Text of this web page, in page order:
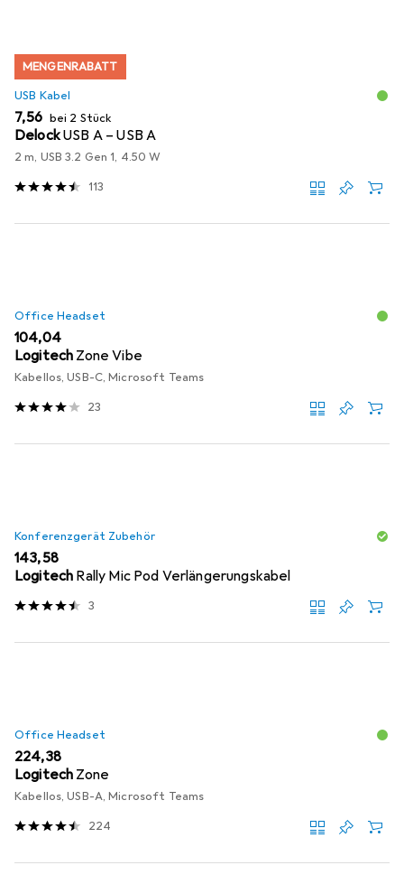
MENGENRABATT
USB Kabel
EUR
7,56 bei 2 Stück
DelockUSB A – USB A
2 m, USB 3.2 Gen 1, 4.50 W
113
Office Headset
EUR
104,04
Logitech Zone Vibe
Kabellos, USB-C, Microsoft Teams
23
Konferenzgerät Zubehör
EUR
143,58
Logitech Rally Mic Pod Verlängerungskabel
3
Office Headset
EUR
224,38
Logitech Zone
Kabellos, USB-A, Microsoft Teams
224